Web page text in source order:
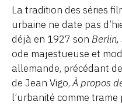
La tradition des séries
urbaine ne date pas
déjà en 1927 son Berlin,
ode majestueuse et
allemande, précédant
de Jean Vigo,À propos
l’urbanité comme trame